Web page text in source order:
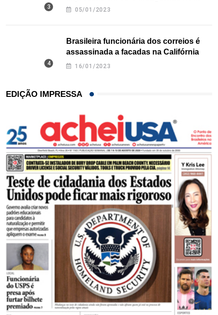
Texas
05/01/2023
Brasileira funcionária dos correios é
assassinada a facadas na Califórnia
16/01/2023
EDIÇÃO IMPRESSA